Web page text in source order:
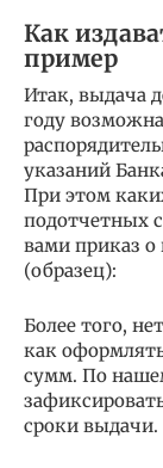
Как
пример
Итак, выдача
году
указаний
При этом
подотчетных
вами приказ о
(образец):
Более того,
как
сумм. По
сроки выдачи.